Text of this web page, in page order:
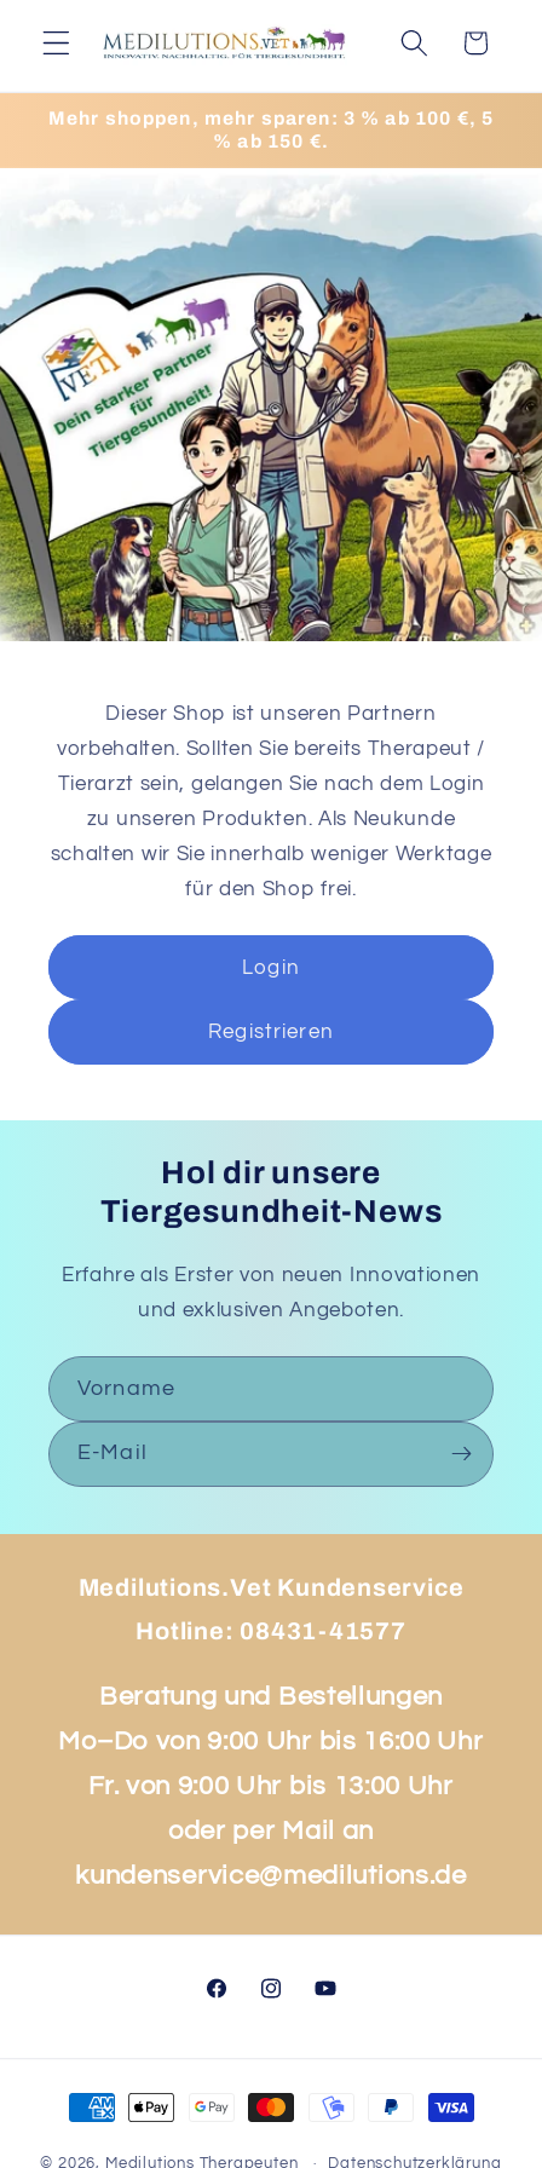
zum
Inhalt
Warenkorb
Mehr shoppen, mehr sparen: 3 % ab 100 €, 5
% ab 150 €.
Dieser Shop ist unseren Partnern
vorbehalten. Sollten Sie bereits Therapeut /
Tierarzt sein, gelangen Sie nach dem Login
zu unseren Produkten. Als Neukunde
schalten wir Sie innerhalb weniger Werktage
für den Shop frei.
Login
Registrieren
Hol dir unsere
Tiergesundheit-News
Erfahre als Erster von neuen Innovationen
und exklusiven Angeboten.
Vorname
E-Mail
Medilutions.Vet Kundenservice
Hotline: 08431-41577
Beratung und Bestellungen
Mo–Do von 9:00 Uhr bis 16:00 Uhr
Fr. von 9:00 Uhr bis 13:00 Uhr
oder per Mail an
kundenservice@medilutions.de
FacebookInstagramYouTube
Zahlungsmethoden
© 2026, Medilutions Therapeuten Datenschutzerklärung